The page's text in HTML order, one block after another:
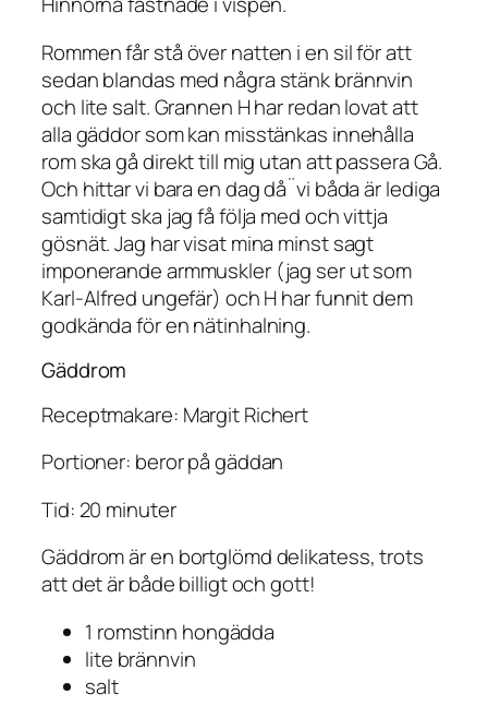
Rommen får stå över natten i en sil för att
sedan blandas med några stänk brännvin
och lite salt. Grannen H har redan lovat att
alla gäddor som kan misstänkas innehålla
rom ska gå direkt till mig utan att passera Gå.
Och hittar vi bara en dag då¨vi båda är lediga
samtidigt ska jag få följa med och vittja
gösnät. Jag har visat mina minst sagt
imponerande armmuskler (jag ser ut som
Karl-Alfred ungefär) och H har funnit dem
godkända för en nätinhalning.
Gäddrom
Receptmakare: Margit Richert
Portioner: beror på gäddan
Tid: 20 minuter
Gäddrom är en bortglömd delikatess, trots
att det är både billigt och gott!
1 romstinn hongädda
lite brännvin
salt